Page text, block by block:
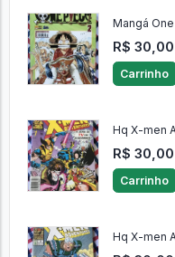
Mangá
R$ 30,00
Carrinho
Hq X-men
R$ 30,00
Carrinho
Hq X-men